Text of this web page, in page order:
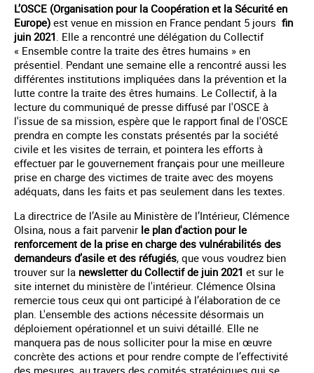
L’OSCE (Organisation pour la Coopération et la Sécurité en
Europe) est venue en mission en France pendant 5 jours fin
juin 2021 . Elle a rencontré une délégation du Collectif
« Ensemble contre la traite des êtres humains » en
présentiel. Pendant une semaine elle a rencontré aussi les
différentes institutions impliquées dans la prévention et la
lutte contre la traite des êtres humains. Le Collectif, à la
lecture du communiqué de presse diffusé par l'OSCE à
l'issue de sa mission, espère que le rapport final de l'OSCE
prendra en compte les constats présentés par la société
civile et les visites de terrain, et pointera les efforts à
effectuer par le gouvernement français pour une meilleure
prise en charge des victimes de traite avec des moyens
adéquats, dans les faits et pas seulement dans les textes.
La directrice de l’Asile au Ministère de l’Intérieur, Clémence
Olsina, nous a fait parvenir le plan d'action pour le
renforcement de la prise en charge des vulnérabilités des
demandeurs d’asile et des réfugiés, que vous voudrez bien
trouver sur la newsletter du Collectif de juin 2021 et sur le
site internet du ministère de l'intérieur. Clémence Olsina
remercie tous ceux qui ont participé à l’élaboration de ce
plan. L'ensemble des actions nécessite désormais un
déploiement opérationnel et un suivi détaillé. Elle ne
manquera pas de nous solliciter pour la mise en œuvre
concrète des actions et pour rendre compte de l’effectivité
des mesures, au travers des comités stratégiques qui se